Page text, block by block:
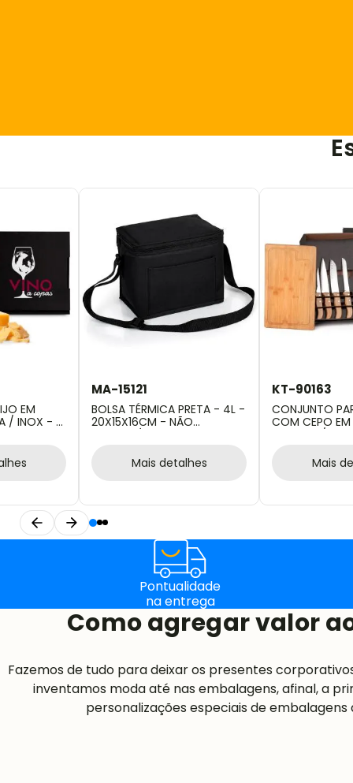
EM
/ INOX - 5
MA-15121
BOLSA TÉRMICA PRETA - 4L -
20X15X16CM - NÃO
IMPERMEÁVEL
Mais detalhes
KT-90163
CONJUNTO
COM CEPO
MADEIRA /
Mais
Pontualidade
na entrega
Como agregar valor
Fazemos de tudo para deixar os presentes
inventamos moda até nas embalagens, afinal, a
personalizações especiais de